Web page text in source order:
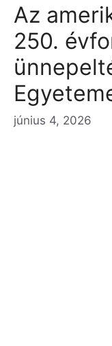
Az
250.
június 4, 2026